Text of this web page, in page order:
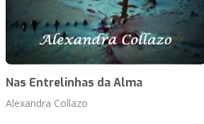
Nas Entrelinhas da Alma
Alexandra Collazo